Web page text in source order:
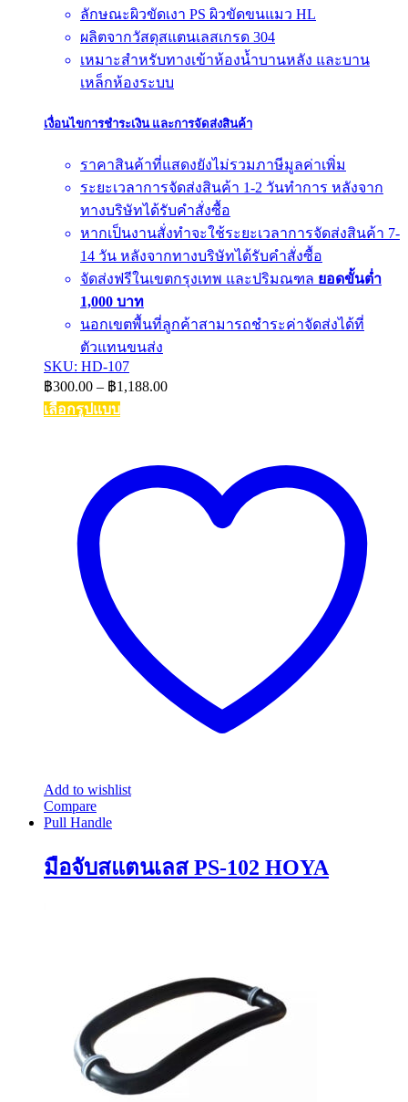
ลักษณะผิวขัดเงา PS ผิวขัดขนแมว HL
ผลิตจากวัสดุสแตนเลสเกรด 304
เหมาะสำหรับทางเข้าห้องน้ำบานหลัง และบาน
เหล็กห้องระบบ
เงื่อนไขการชำระเงิน และการจัดส่งสินค้า
ราคาสินค้าที่แสดงยังไม่รวมภาษีมูลค่าเพิ่ม
ระยะเวลาการจัดส่งสินค้า 1-2 วันทำการ หลังจาก
ทางบริษัทได้รับคำสั่งซื้อ
หากเป็นงานสั่งทำจะใช้ระยะเวลาการจัดส่งสินค้า 7-
14 วัน หลังจากทางบริษัทได้รับคำสั่งซื้อ
จัดส่งฟรีในเขตกรุงเทพ และปริมณฑล ยอดขั้นต่ำ
1,000 บาท
นอกเขตพื้นที่ลูกค้าสามารถชำระค่าจัดส่งได้ที่
ตัวแทนขนส่ง
SKU: HD-107
฿300.00 – ฿1,188.00Price
เลือกรูปแบบ
options
chosen
Add to wishlist
Compare
Pull Handle
มือจับสแตนเลส PS-102 HOYA